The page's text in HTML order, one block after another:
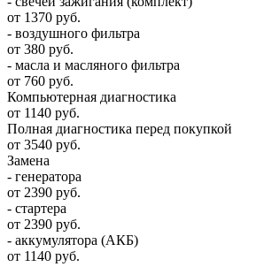
от 1370 руб.
- воздушного фильтра
от 380 руб.
- масла и масляного фильтра
от 760 руб.
Компьютерная диагностика
от 1140 руб.
Полная диагностика перед покупкой
от 3540 руб.
Замена
- генератора
от 2390 руб.
- стартера
от 2390 руб.
- аккумулятора (АКБ)
от 1140 руб.